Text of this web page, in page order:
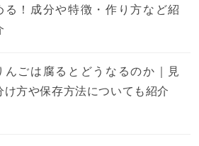
る！成分や特徴・作り方など紹
んごは腐るとどうなるのか｜見
け方や保存方法についても紹介